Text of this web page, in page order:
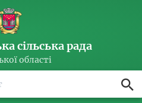
сільська рада
області